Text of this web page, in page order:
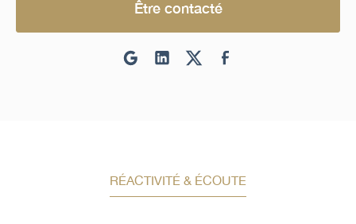
Être contacté
RÉACTIVITÉ & ÉCOUTE